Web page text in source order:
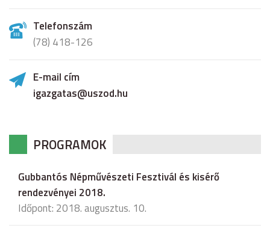
Telefonszám
(78) 418-126
E-mail cím
igazgatas@uszod.hu
PROGRAMOK
Gubbantós Népművészeti Fesztivál és kisérő
rendezvényei 2018.
Időpont: 2018. augusztus. 10.